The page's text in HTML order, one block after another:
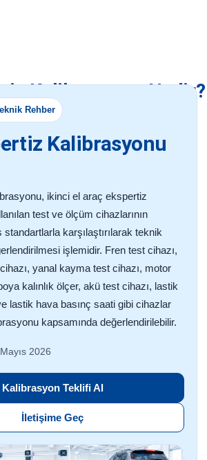
Kalibrasyonu Nedir?
Rehber
Kalibrasyonu
ikinci el araç ekspertiz
test ve ölçüm cihazlarının
karşılaştırılarak teknik
işlemidir. Fren test cihazı,
yanal kayma test cihazı, motor
kalınlık ölçer, akü test cihazı, lastik
lastik hava basınç saati gibi cihazlar
kapsamında değerlendirilebilir.
2026
Kalibrasyon Teklifi Al
İletişime Geç